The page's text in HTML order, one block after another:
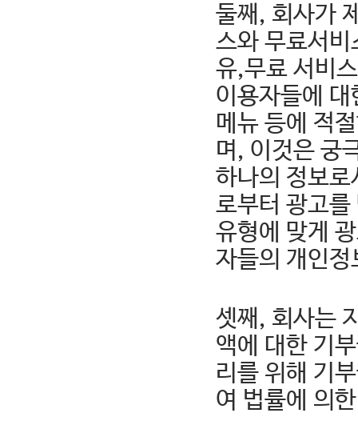
둘째, 회사가
스와 무료서
유,무료 서비
이용자들에
메뉴 등에 적
며, 이것은 궁
하나의 정보
로부터 광고
유형에 맞게
자들의 개인
셋째, 회사는
액에 대한 기
리를 위해 기
여 법률에 의